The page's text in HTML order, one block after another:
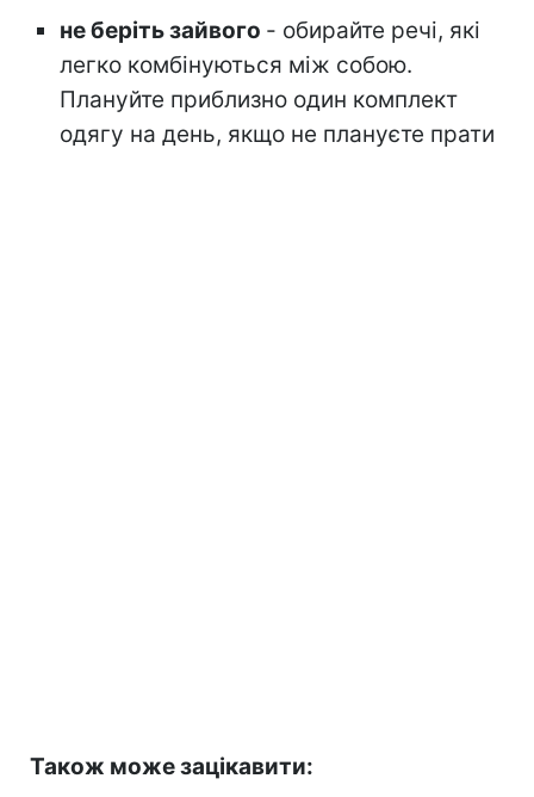
не беріть зайвого - обирайте речі, які
легко комбінуються між собою.
Плануйте приблизно один комплект
одягу на день, якщо не плануєте прати
Також може зацікавити: